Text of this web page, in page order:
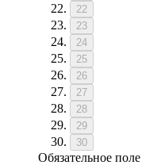
22
23
24
25
26
27
28
29
30
Обязательное поле